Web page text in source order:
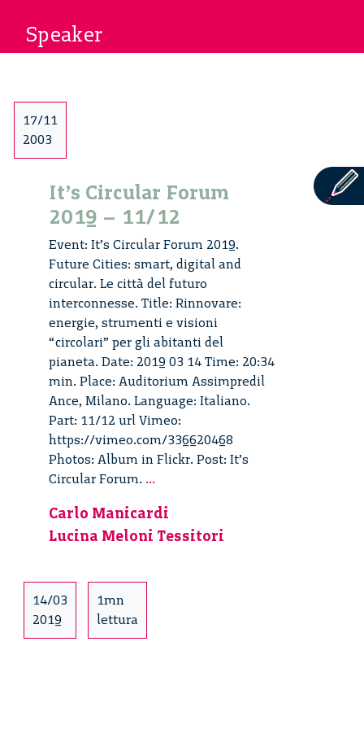
Speaker
17/11
2003
It’s Circular Forum
2019 – 11/12
Event: It’s Circular Forum 2019.
Future Cities: smart, digital and
circular. Le città del futuro
interconnesse. Title: Rinnovare:
energie, strumenti e visioni
“circolari” per gli abitanti del
pianeta. Date: 2019 03 14 Time: 20:34
min. Place: Auditorium Assimpredil
Ance, Milano. Language: Italiano.
Part: 11/12 url Vimeo:
https://vimeo.com/336620468
Photos: Album in Flickr. Post: It’s
Circular Forum. ...
Forum
2019
Carlo Manicardi
Lucina Meloni Tessitori
14/03
2019
1mn
lettura